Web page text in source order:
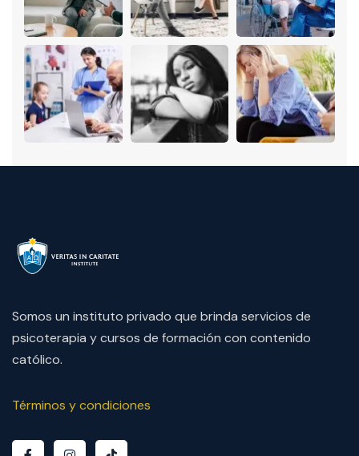
Somos un instituto privado que brinda servicios de
psicoterapia y cursos de formación con contenido
católico.
Términos y condiciones